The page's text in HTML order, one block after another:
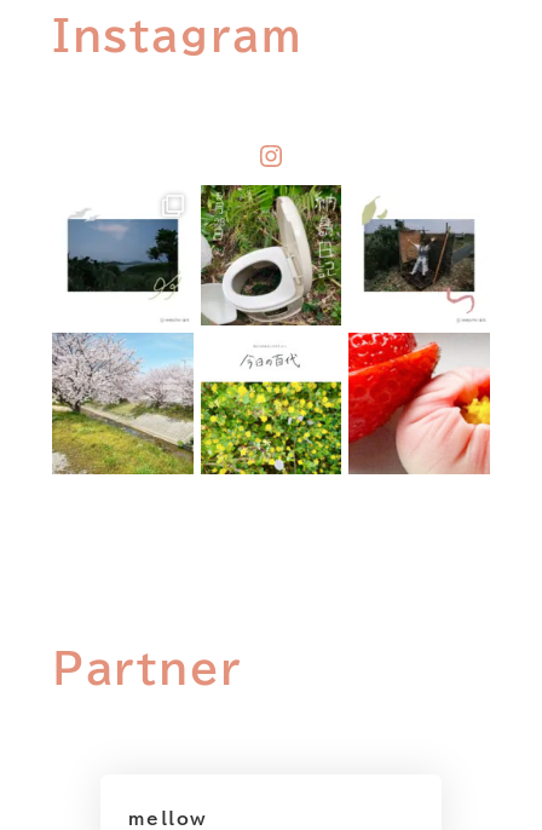
Instagram
Instagram
Partner
mellow